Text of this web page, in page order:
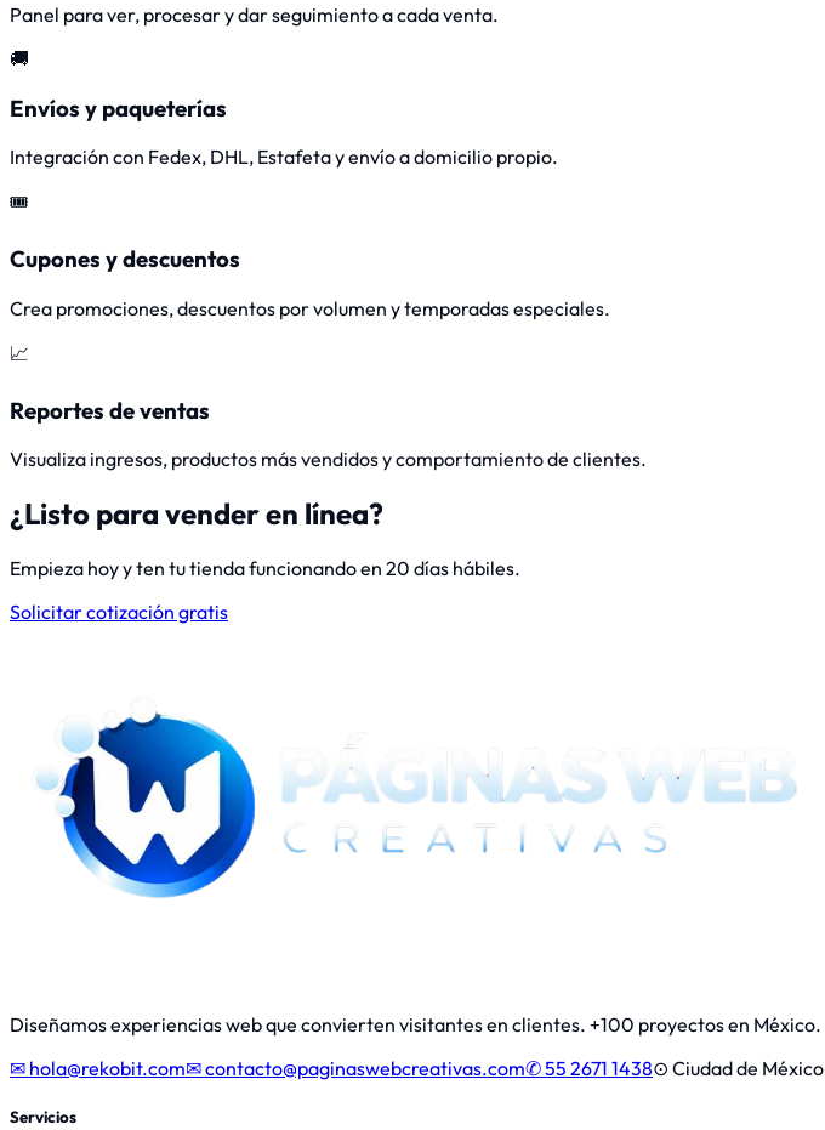
Panel para ver, procesar y dar seguimiento a cada venta.
🚚
Envíos y paqueterías
Integración con Fedex, DHL, Estafeta y envío a domicilio propio.
🎟️
Cupones y descuentos
Crea promociones, descuentos por volumen y temporadas especiales.
📈
Reportes de ventas
Visualiza ingresos, productos más vendidos y comportamiento de clientes.
¿Listo para vender en línea?
Empieza hoy y ten tu tienda funcionando en 20 días hábiles.
Solicitar cotización gratis
Diseñamos experiencias web que convierten visitantes en clientes. +100 proyectos en México.
✉ hola@rekobit.com✉contacto@paginaswebcreativas.com✆55 2671 1438⊙ Ciudad de México
Servicios